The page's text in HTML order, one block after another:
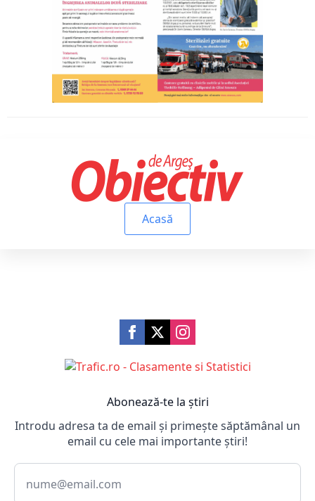
Acasă
Abonează-te la știri
Introdu adresa ta de email și primește săptămânal un
email cu cele mai importante știri!